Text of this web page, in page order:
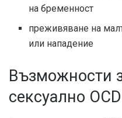
на бременност
преживяване на
или нападение
Възможности
сексуално OCD